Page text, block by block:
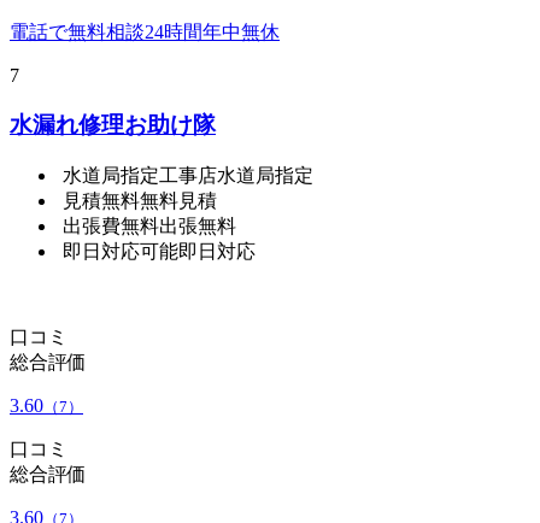
電話で無料相談24時間年中無休
7
水漏れ修理お助け隊
水道局指定工事店水道局指定
見積無料無料見積
出張費無料出張無料
即日対応可能即日対応
口コミ
総合評価
3.60 （7）
口コミ
総合評価
3.60 （7）